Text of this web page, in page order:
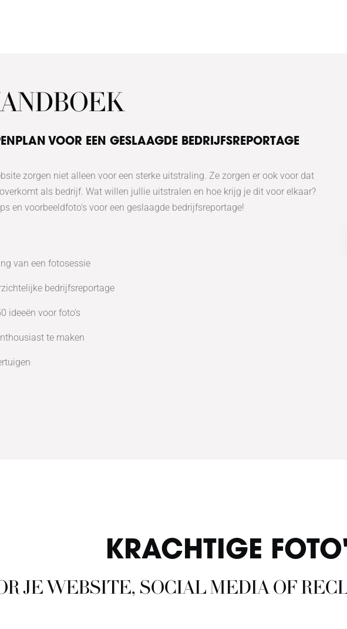
VOOR EEN GESLAAGDE BEDRIJFSREPORTAGE
zorgen niet alleen voor een sterke uitstraling. Ze zorgen er ook voor dat
als bedrijf. Wat willen jullie uitstralen en hoe krijg je dit voor elkaar?
en voorbeeldfoto's voor een geslaagde bedrijfsreportage!
van een fotosessie
bedrijfsreportage
ideeën voor foto's
te maken
KRACHTIGE
JE WEBSITE, SOCIAL MEDIA OF